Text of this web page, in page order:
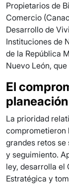
Propietarios de
Comercio
Desarrollo de
Instituciones de
de la República
Nuevo León,
El
La prioridad
comprometieron
grandes retos
y seguimiento.
ley, desarrolla el
Estratégica y